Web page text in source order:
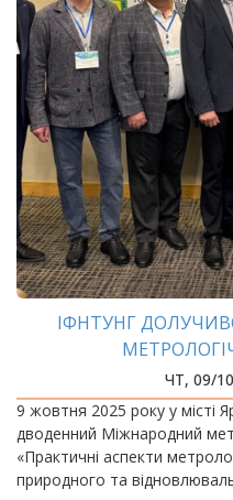
ІФНТУНГ
ЧТ, 09/
9 жовтня 2025 року у місті
дводенний Міжнародний
«Практичні аспекти
природного та